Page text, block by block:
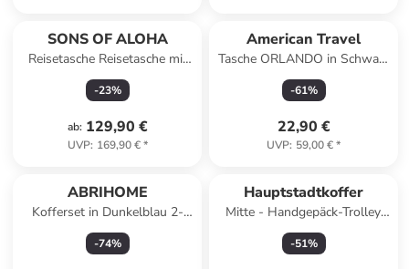
SONS OF ALOHA
Reisetasche Reisetasche mit
Rollen groß | Duffle 80 cm
XXL 140L in grün
-23%
ab: 129,90 €
UVP: 169,90 €*
American Travel
Tasche ORLANDO in Schwarz
(12L)
-61%
22,90 €
UVP: 59,00 €*
ABRIHOME
Kofferset in Dunkelblau 2-
teilig 14 19 Zoll
-74%
Hauptstadtkoffer
Mitte - Handgepäck-Trolley
Toploader, Laptop-Fach, TSA
in Waldgrün
-51%